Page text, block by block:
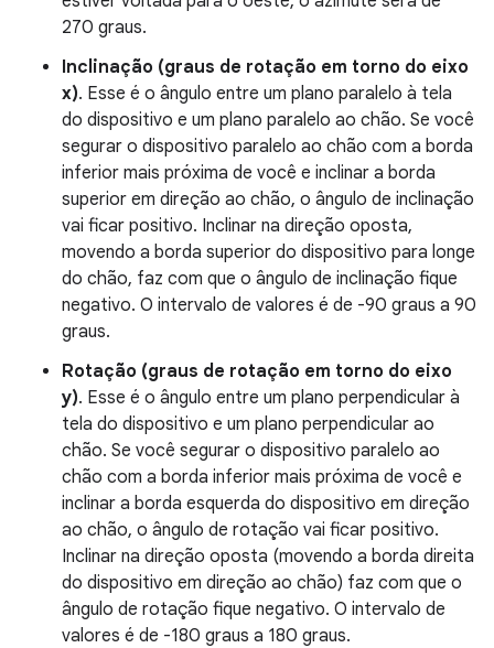
270 graus.
Inclinação (graus de rotação em torno do eixo
x). Esse é o ângulo entre um plano paralelo à tela
do dispositivo e um plano paralelo ao chão. Se você
segurar o dispositivo paralelo ao chão com a borda
inferior mais próxima de você e inclinar a borda
superior em direção ao chão, o ângulo de inclinação
vai ficar positivo. Inclinar na direção oposta,
movendo a borda superior do dispositivo para longe
do chão, faz com que o ângulo de inclinação fique
negativo. O intervalo de valores é de -90 graus a 90
graus.
Rotação (graus de rotação em torno do eixo
y). Esse é o ângulo entre um plano perpendicular à
tela do dispositivo e um plano perpendicular ao
chão. Se você segurar o dispositivo paralelo ao
chão com a borda inferior mais próxima de você e
inclinar a borda esquerda do dispositivo em direção
ao chão, o ângulo de rotação vai ficar positivo.
Inclinar na direção oposta (movendo a borda direita
do dispositivo em direção ao chão) faz com que o
ângulo de rotação fique negativo. O intervalo de
valores é de -180 graus a 180 graus.